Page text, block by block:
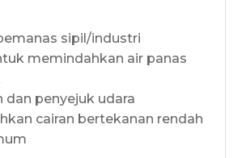
sipil/industri
memindahkan air panas
dan penyejuk udara
cairan bertekanan rendah